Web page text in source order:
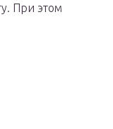
При этом